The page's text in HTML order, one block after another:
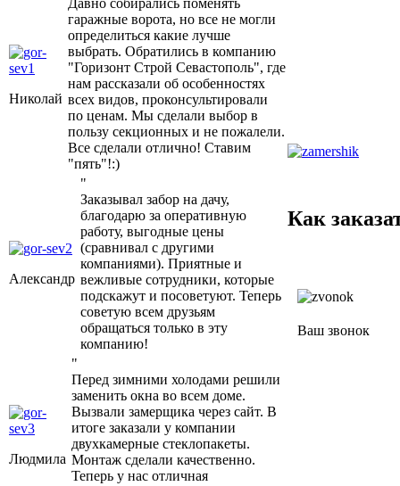
Николай
Давно собирались поменять
гаражные ворота, но все не могли
определиться какие лучше
выбрать. Обратились в компанию
"Горизонт Строй Севастополь", где
нам рассказали об особенностях
всех видов, проконсультировали
по ценам. Мы сделали выбор в
пользу секционных и не пожалели.
Все сделали отлично! Ставим
"пять"!:)
Александр
"
Заказывал забор на дачу,
благодарю за оперативную
работу, выгодные цены
(сравнивал с другими
компаниями). Приятные и
вежливые сотрудники, которые
подскажут и посоветуют. Теперь
советую всем друзьям
обращаться только в эту
компанию!
Людмила
"
Перед зимними холодами решили
заменить окна во всем доме.
Вызвали замерщика через сайт. В
итоге заказали у компании
двухкамерные стеклопакеты.
Монтаж сделали качественно.
Теперь у нас отличная
Как
Ваш звонок